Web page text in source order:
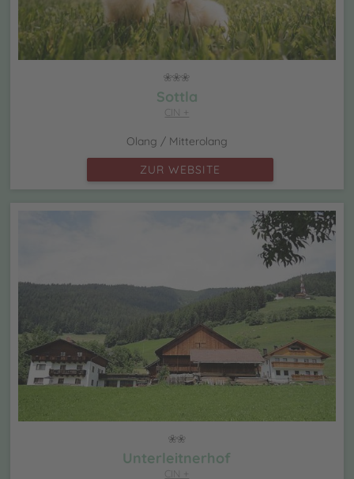
Sottla
CIN +
Olang / Mitterolang
ZUR WEBSITE
Unterleitnerhof
CIN +